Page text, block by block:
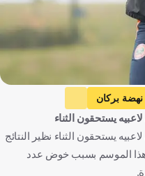
نهضة بركان
تونس كرة قدم
يستحقون الثناء
يستحقون الثناء نظير النتائج
هذا الموسم بسبب خوض عدد